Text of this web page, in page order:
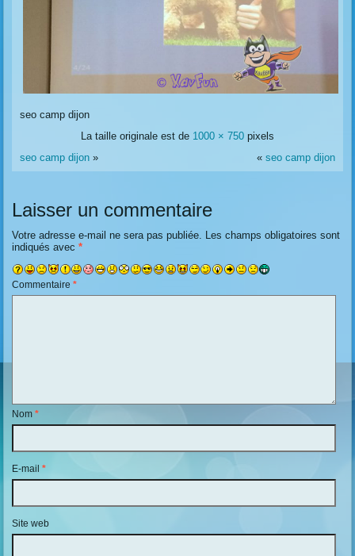
seo camp dijon
La taille originale est de 1000 × 750 pixels
seo camp dijon » « seo camp dijon
Laisser un commentaire
Votre adresse e-mail ne sera pas publiée. Les champs obligatoires sont
indiqués avec*
Commentaire*
Nom*
E-mail*
Site web